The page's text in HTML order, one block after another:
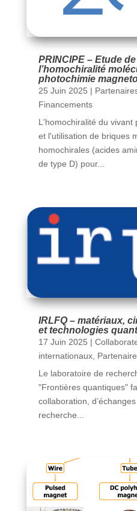
PRINCIPE – Etude
l’homochiralité
photochimie
25 Juin 2025 |
Financements
L'homochiralité du vivant
et l'utilisation de briques
homochirales (acides
de type D) pour...
IRLFQ – matériaux,
et technologies
17 Juin 2025 |
internationaux,
Le laboratoire de
"Frontières quantiques"
collaboration,
recherche...